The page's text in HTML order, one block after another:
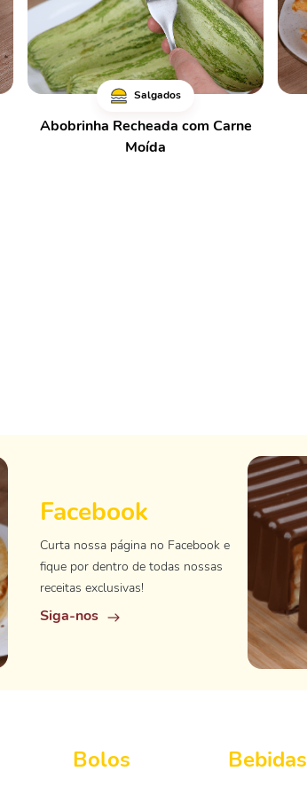
Salgados
Abobrinha Recheada com Carne
Moída
Facebook
Curta nossa página no Facebook e
fique por dentro de todas nossas
receitas exclusivas!
Siga-nos
Bolos Bebidas